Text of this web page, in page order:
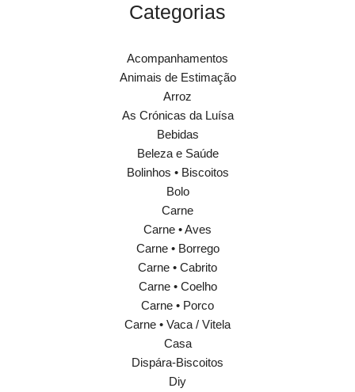
Categorias
Acompanhamentos
Animais de Estimação
Arroz
As Crónicas da Luísa
Bebidas
Beleza e Saúde
Bolinhos • Biscoitos
Bolo
Carne
Carne • Aves
Carne • Borrego
Carne • Cabrito
Carne • Coelho
Carne • Porco
Carne • Vaca / Vitela
Casa
Dispára-Biscoitos
Diy